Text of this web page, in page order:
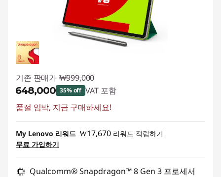
기존 판매가 ₩999,000
₩648,000 35% off VAT 포함
즉시 할인: :-₩351,000
품절 임박, 지금 구매하세요!
My Lenovo 리워드 ₩17,670 리워드 적립하기
무료 가입하기
Qualcomm® Snapdragon™ 8 Gen 3 프로세서